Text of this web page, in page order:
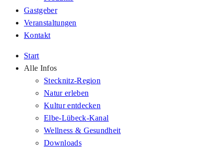
Gastgeber
Veranstaltungen
Kontakt
Start
Alle Infos
Stecknitz-Region
Natur erleben
Kultur entdecken
Elbe-Lübeck-Kanal
Wellness & Gesundheit
Downloads